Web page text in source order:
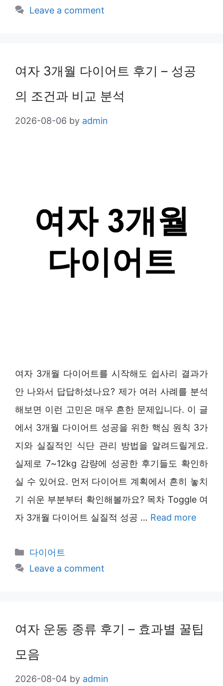
Leave a comment
여자 3개월 다이어트 후기 – 성공
의 조건과 비교 분석
2026-08-06 by admin
여자 3개월 다이어트를 시작해도 쉽사리 결과가
안 나와서 답답하셨나요? 제가 여러 사례를 분석
해보면 이런 고민은 매우 흔한 문제입니다. 이 글
에서 3개월 다이어트 성공을 위한 핵심 원칙 3가
지와 실질적인 식단 관리 방법을 알려드릴게요.
실제로 7~12kg 감량에 성공한 후기들도 확인하
실 수 있어요. 먼저 다이어트 계획에서 흔히 놓치
기 쉬운 부분부터 확인해볼까요? 목차 Toggle 여
자 3개월 다이어트 실질적 성공 … Read more
Categories
다이어트
Leave a comment
여자 운동 종류 후기 – 효과별 꿀팁
모음
2026-08-04 by admin